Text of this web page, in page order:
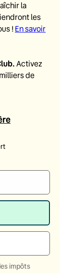
la
les
! En savoir
. Activez
de
impôts